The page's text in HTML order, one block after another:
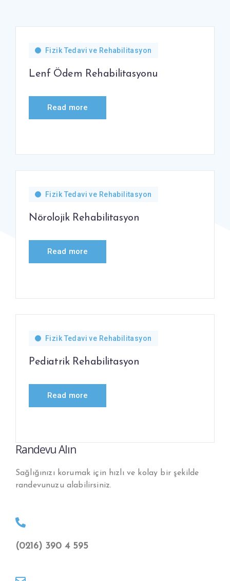
Fizik Tedavi ve Rehabilitasyon
Lenf Ödem Rehabilitasyonu
Read more
Fizik Tedavi ve Rehabilitasyon
Nörolojik Rehabilitasyon
Read more
Fizik Tedavi ve Rehabilitasyon
Pediatrik Rehabilitasyon
Read more
Randevu Alın
Sağlığınızı korumak için hızlı ve kolay bir şekilde
randevunuzu alabilirsiniz.
(0216) 390 4 595